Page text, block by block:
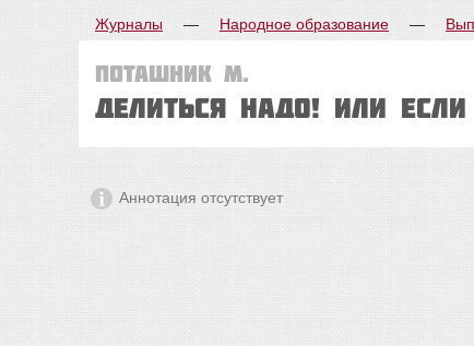
Журналы — Народное образование —
Поташник М.
Делиться надо! Или
Аннотация отсутствует